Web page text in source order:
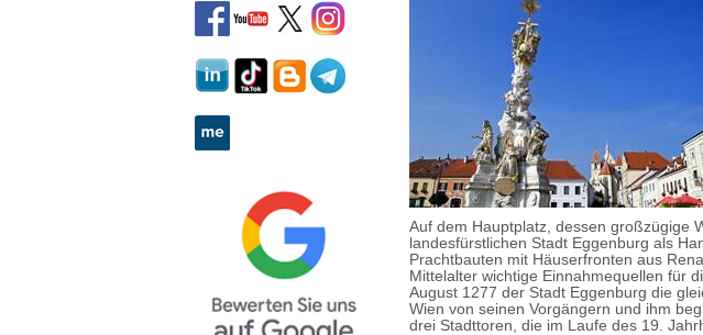
Auf dem Hauptplatz, dessen großzügige
landesfürstlichen Stadt Eggenburg als
Prachtbauten mit Häuserfronten aus
Mittelalter wichtige Einnahmequellen für
August 1277 der Stadt Eggenburg die
Wien von seinen Vorgängern und ihm
drei Stadttoren, die im Laufe des 19.